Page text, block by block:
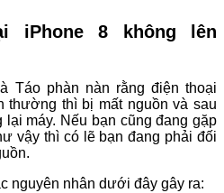
iPhone 8 không lên
Táo phàn nàn rằng điện thoại
thường thì bị mất nguồn và sau
máy. Nếu bạn cũng đang gặp
vậy thì có lẽ bạn đang phải đối
nguyên nhân dưới đây gây ra: